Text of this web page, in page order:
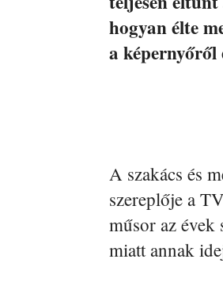
hogyan élte
a képernyőről
A szakács és
szereplője a
műsor az évek
miatt annak